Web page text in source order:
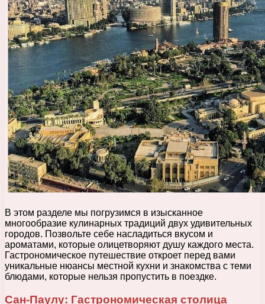
В этом разделе мы погрузимся в изысканное
многообразие кулинарных традиций двух удивительных
городов. Позвольте себе насладиться вкусом и
ароматами, которые олицетворяют душу каждого места.
Гастрономическое путешествие откроет перед вами
уникальные нюансы местной кухни и знакомства с теми
блюдами, которые нельзя пропустить в поездке.
Сан-Паулу: Гастрономическая столица